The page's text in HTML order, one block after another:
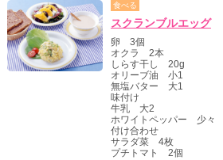
食べる
スクランブルエッグ
卵 3個
オクラ 2本
しらす干し 20g
オリーブ油 小1
無塩バター 大1
味付け
牛乳 大2
ホワイトペッパー 少々
付け合わせ
サラダ菜 4枚
プチトマト 2個